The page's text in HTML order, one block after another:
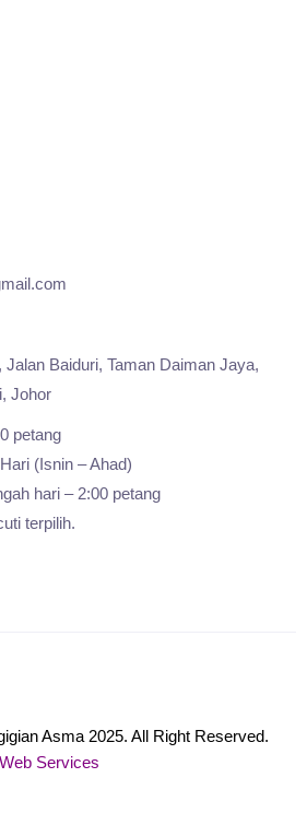
Jalan Baiduri, Taman Daiman Jaya,
Johor
petang
(Isnin – Ahad)
hari – 2:00 petang
terpilih.
Asma 2025. All Right Reserved.
Services